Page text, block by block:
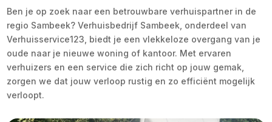
Ben je op zoek naar een betrouwbare verhuispartner in de
regio Sambeek? Verhuisbedrijf Sambeek, onderdeel van
Verhuisservice123, biedt je een vlekkeloze overgang van je
oude naar je nieuwe woning of kantoor. Met ervaren
verhuizers en een service die zich richt op jouw gemak,
zorgen we dat jouw verloop rustig en zo efficiënt mogelijk
verloopt.